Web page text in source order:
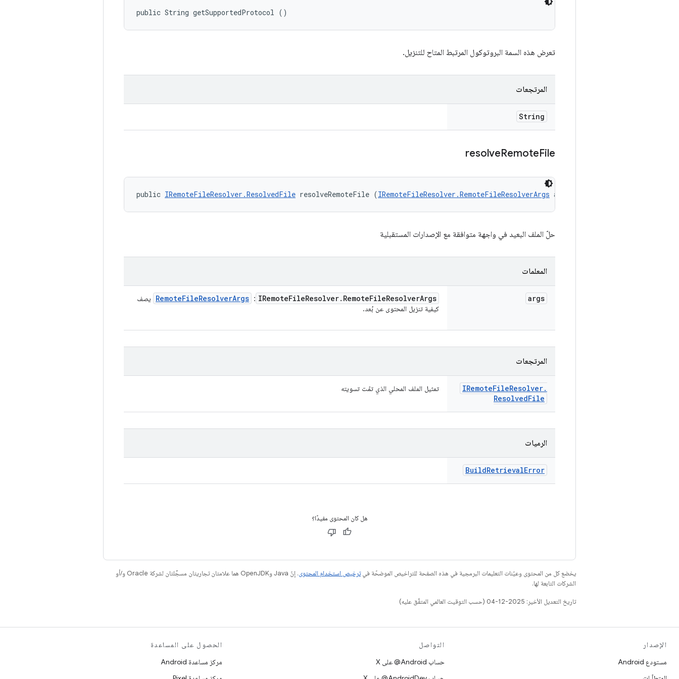
public String getSupportedProtocol ()
تعرض هذه السمة البروتوكول المرتبط المتاح للتنزيل.
المرتجعات
String
resolveRemoteFile
public IRemoteFileResolver.ResolvedFile resolveRemoteFile (IRemoteFileResolver.RemoteFileResolverArgs args)
حلّ الملف البعيد في واجهة متوافقة مع الإصدارات المستقبلية
المعلمات
args
IRemoteFileResolver. RemoteFileResolverArgs
:
RemoteFileResolverArgs
يصف
كيفية تنزيل المحتوى عن بُعد.
المرتجعات
IRemoteFileResolver.
ResolvedFile
تمثيل الملف المحلي الذي تمّت تسويته
الرميات
BuildRetrievalError
هل كان المحتوى مفيدًا؟
يخضع كل من المحتوى وعيّنات التعليمات البرمجية في هذه الصفحة للتراخيص الموضحّة فيترخيص استخدام المحتوى
. إنّ Java وOpenJDK هما علامتان تجاريتان مسجَّلتان لشركة Oracle و/أو
الشركات التابعة لها.
تاريخ التعديل الأخير: 2025-12-04 (حسب التوقيت العالمي المتفَّق عليه)
الإصدار
مستودع Android
التواصل
حساب ‎@Android على X
الحصول على المساعدة
مركز مساعدة Android